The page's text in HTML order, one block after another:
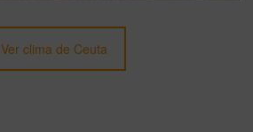
Ver clima de Ceuta